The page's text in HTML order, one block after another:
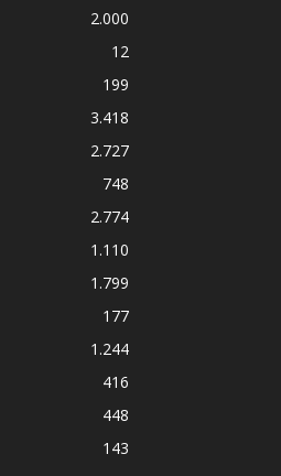
2.000
12
199
3.418
2.727
748
2.774
1.110
1.799
177
1.244
416
448
143